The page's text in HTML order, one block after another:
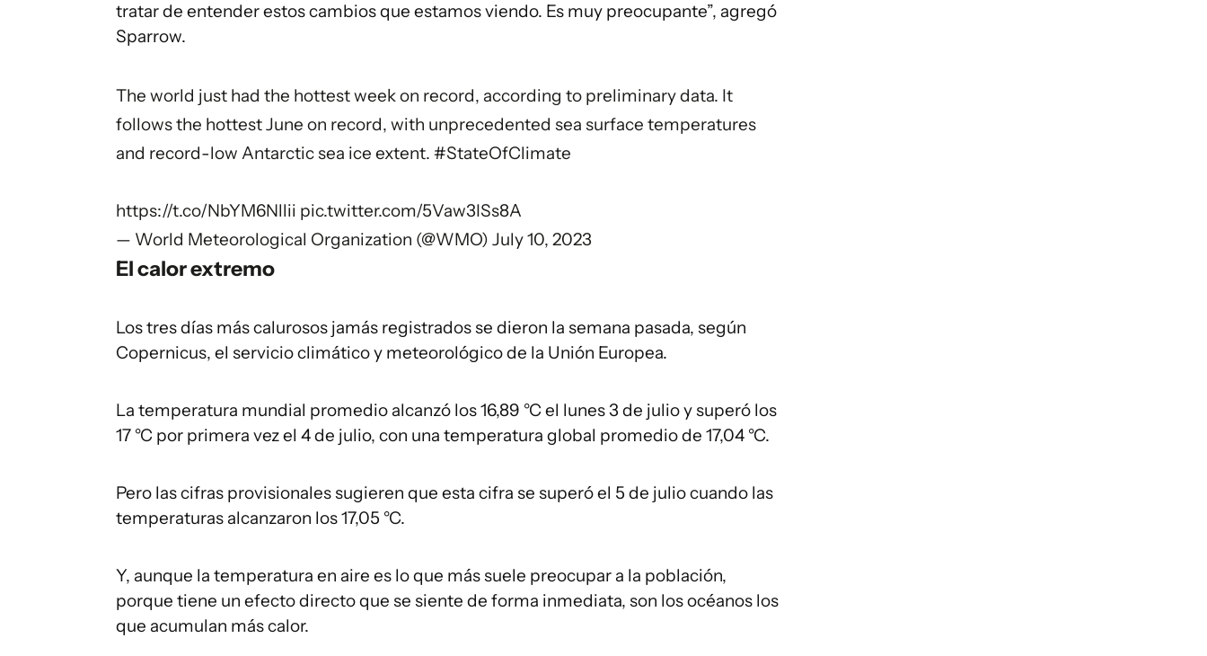
tratar de entender estos cambios que estamos viendo. Es muy preocupante”, agregó
Sparrow.
The world just had the hottest week on record, according to preliminary data. It
follows the hottest June on record, with unprecedented sea surface temperatures
and record-low Antarctic sea ice extent. #StateOfClimate
https://t.co/NbYM6Nllii pic.twitter.com/5Vaw3ISs8A
— World Meteorological Organization (@WMO) July 10, 2023
El calor extremo
Los tres días más calurosos jamás registrados se dieron la semana pasada, según
Copernicus, el servicio climático y meteorológico de la Unión Europea.
La temperatura mundial promedio alcanzó los 16,89 °C el lunes 3 de julio y superó los
17 °C por primera vez el 4 de julio, con una temperatura global promedio de 17,04 °C.
Pero las cifras provisionales sugieren que esta cifra se superó el 5 de julio cuando las
temperaturas alcanzaron los 17,05 °C.
Y, aunque la temperatura en aire es lo que más suele preocupar a la población,
porque tiene un efecto directo que se siente de forma inmediata, son los océanos los
que acumulan más calor.